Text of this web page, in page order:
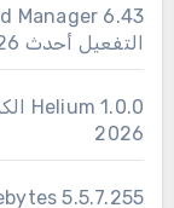
التفعيل أحدث 2026
2026